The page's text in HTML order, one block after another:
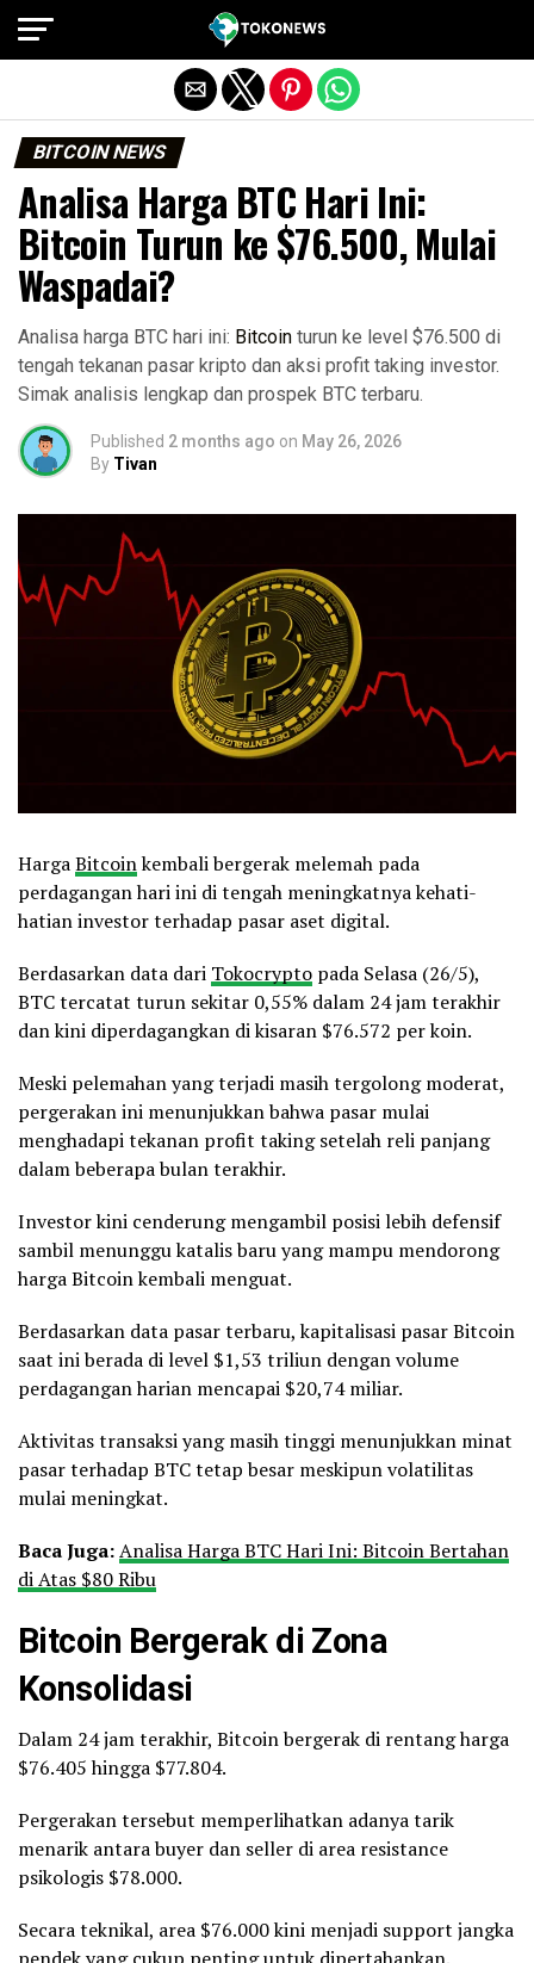
BITCOIN NEWS
Analisa Harga BTC Hari Ini:
Bitcoin Turun ke $76.500, Mulai
Waspadai?
Analisa harga BTC hari ini: Bitcoin turun ke level $76.500 di
tengah tekanan pasar kripto dan aksi profit taking investor.
Simak analisis lengkap dan prospek BTC terbaru.
Published 2 months ago on May 26, 2026
By Tivan
HargaBitcoinkembali bergerak melemah pada
perdagangan hari ini di tengah meningkatnya kehati-
hatian investor terhadap pasar aset digital.
Berdasarkan data dari Tokocrypto pada Selasa (26/5),
BTC tercatat turun sekitar 0,55% dalam 24 jam terakhir
dan kini diperdagangkan di kisaran $76.572 per koin.
Meski pelemahan yang terjadi masih tergolong moderat,
pergerakan ini menunjukkan bahwa pasar mulai
menghadapi tekanan profit taking setelah reli panjang
dalam beberapa bulan terakhir.
Investor kini cenderung mengambil posisi lebih defensif
sambil menunggu katalis baru yang mampu mendorong
harga Bitcoin kembali menguat.
Berdasarkan data pasar terbaru, kapitalisasi pasar Bitcoin
saat ini berada di level $1,53 triliun dengan volume
perdagangan harian mencapai $20,74 miliar.
Aktivitas transaksi yang masih tinggi menunjukkan minat
pasar terhadap BTC tetap besar meskipun volatilitas
mulai meningkat.
Baca Juga:Analisa Harga BTC Hari Ini: Bitcoin Bertahan
di Atas $80 Ribu
Bitcoin Bergerak di Zona
Konsolidasi
Dalam 24 jam terakhir, Bitcoin bergerak di rentang harga
$76.405 hingga $77.804.
Pergerakan tersebut memperlihatkan adanya tarik
menarik antara buyer dan seller di area resistance
psikologis $78.000.
Secara teknikal, area $76.000 kini menjadi support jangka
Exit mobile version